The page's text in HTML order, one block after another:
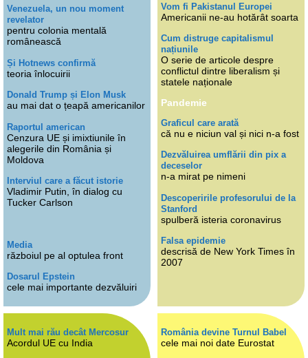
Venezuela, un nou moment
revelator
pentru colonia mentală
românească
Și Hotnews confirmă
teoria înlocuirii
Donald Trump și Elon Musk
au mai dat o țeapă americanilor
Raportul american
Cenzura UE și imixtiunile în
alegerile din România și
Moldova
Interviul care a făcut istorie
Vladimir Putin, în dialog cu
Tucker Carlson
Media
războiul pe al optulea front
Dosarul Epstein
cele mai importante dezvăluiri
Vom fi Pakistanul Europei
Americanii ne-au hotărât soarta
Cum distruge capitalismul
națiunile
O serie de articole despre
conflictul dintre liberalism și
statele naționale
Pandemie
Graficul care arată
că nu e niciun val și nici n-a fost
Dezvăluirea umflării din pix a
deceselor
n-a mirat pe nimeni
Descoperirile profesorului de la
Stanford
spulberă isteria coronavirus
Falsa epidemie
descrisă de New York Times în
2007
Mult mai rău decât Mercosur
Acordul UE cu India
România devine Turnul Babel
cele mai noi date Eurostat